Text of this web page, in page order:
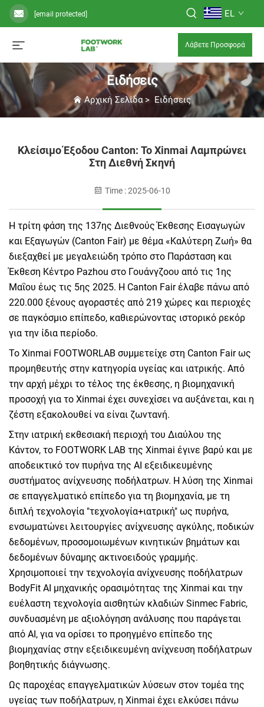
[email protected] EL
Λάβετε Προσφορά
Ειδήσεις
Αρχική Σελίδα> Ειδήσεις
Κλείσιμο Έξοδου Canton: Το Xinmai Λαμπρώνει
Στη Διεθνή Σκηνή
Time : 2025-06-10
Η τρίτη φάση της 137ης Διεθνούς Έκθεσης Εισαγωγών
και Εξαγωγών (Canton Fair) με θέμα «Καλύτερη Ζωή» θα
διεξαχθεί με μεγαλειώδη τρόπο στο Παράσταση και
Έκθεση Κέντρο Pazhou στο Γουάνγζοου από τις 1ης
Μαΐου έως τις 5ης 2025. Η Canton Fair έλαβε πάνω από
220.000 ξένους αγοραστές από 219 χώρες και περιοχές
σε παγκόσμιο επίπεδο, καθιερώνοντας ιστορικό ρεκόρ
για την ίδια περίοδο.
Το Xinmai FOOTWORLAB συμμετείχε στη Canton Fair ως
προμηθευτής στην κατηγορία υγείας και ιατρικής. Από
την αρχή μέχρι το τέλος της έκθεσης, η βιομηχανική
προσοχή για το Xinmai έχει συνεχίσει να αυξάνεται, και η
ζέστη εξακολουθεί να είναι ζωντανή.
Στην ιατρική εκθεσιακή περιοχή του Διαύλου της
Κάντον, το FOOTWORK LAB της Xinmai έγινε βαρύ και με
αποδεικτικό τον πυρήνα της AI εξειδικευμένης
συστήματος ανίχνευσης ποδήλατρων. Η λύση της Xinmai
σε επαγγελματικό επίπεδο για τη βιομηχανία, με τη
διπλή τεχνολογία "τεχνολογία+ιατρική" ως πυρήνα,
ενσωματώνει λειτουργίες ανίχνευσης αγκύλης, ποδικών
δεδομένων, προσομοιωμένων κινητικών βημάτων και
δεδομένων δύναμης ακτινοειδούς γραμμής.
Χρησιμοποιεί την τεχνολογία ανίχνευσης ποδήλατρων
BodyFit AI μηχανικής ορασιμότητας της Xinmai και την
ευέλαστη τεχνολογία αισθητών κλαδιών Sinmec Fabric,
συνδυασμένη με αξιολόγηση ανάλυσης που παράγεται
από AI, για να ορίσει το προηγμένο επίπεδο της
βιομηχανίας στην εξειδικευμένη ανίχνευση ποδήλατρων
βοηθητικής διάγνωσης.
Ως παροχέας επαγγελματικών λύσεων στον τομέα της
υγείας των ποδήλατρων, η Xinmai έχει ελκύσει πάνω